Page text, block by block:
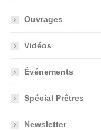
Ouvrages
Vidéos
Événements
Spécial Prêtres
Newsletter